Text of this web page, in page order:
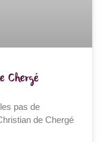
Chergé
pas de
de Chergé